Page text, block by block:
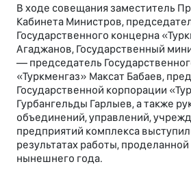
В ходе совещания заместитель
Кабинета Министров,
Государственного концерна
Агаджанов, Государственный
— председатель
«Туркменгаз» Максат Бабаев,
Государственной корпорации
Гурбангельды Гарлыев, а также
объединений, управлений,
предприятий комплекса
результатах работы,
нынешнего года.